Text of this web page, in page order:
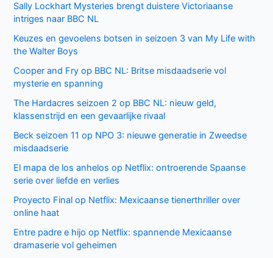
Sally Lockhart Mysteries brengt duistere Victoriaanse
intriges naar BBC NL
Keuzes en gevoelens botsen in seizoen 3 van My Life with
the Walter Boys
Cooper and Fry op BBC NL: Britse misdaadserie vol
mysterie en spanning
The Hardacres seizoen 2 op BBC NL: nieuw geld,
klassenstrijd en een gevaarlijke rivaal
Beck seizoen 11 op NPO 3: nieuwe generatie in Zweedse
misdaadserie
El mapa de los anhelos op Netflix: ontroerende Spaanse
serie over liefde en verlies
Proyecto Final op Netflix: Mexicaanse tienerthriller over
online haat
Entre padre e hijo op Netflix: spannende Mexicaanse
dramaserie vol geheimen